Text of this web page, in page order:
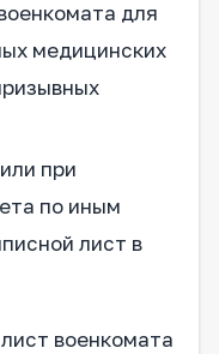
для
медицинских
при
по иным
лист в
военкомата